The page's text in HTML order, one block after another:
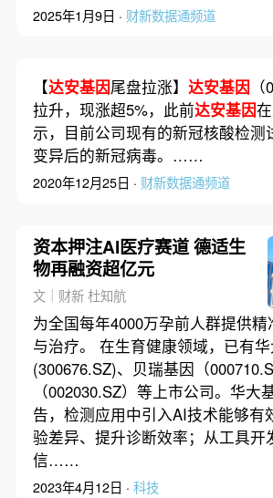
2025年1月9日 · 财新数据通频道
【达安基因尾盘拉涨】 达安基因
拉升，现涨超5%，此前达安基因
示，目前公司现有的新冠核酸检测
变异后的新冠病毒。……
2020年12月25日 · 财新数据通频道
资本押注AI医疗赛道 德适生
物再融资超亿元
文｜财新 杜知航
为全国每年4000万孕前人群提供
与治疗。 在生育健康领域，已有
(300676.SZ)、贝瑞基因（
（002030.SZ）等上市公司。华大
告，检测应用中引入AI技术能够有
验差异、提升诊断效率；从工具开
信……
2023年4月12日 · 科技